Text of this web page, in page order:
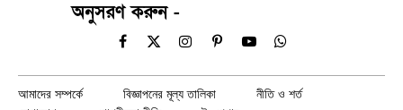
অনুসরণ করুন -
Facebook
X
InstagramPinterestYouTubeWhatsApp
আমাদের সম্পর্কে বিজ্ঞাপনের মূল্য তালিকা
নীতি ও শর্ত